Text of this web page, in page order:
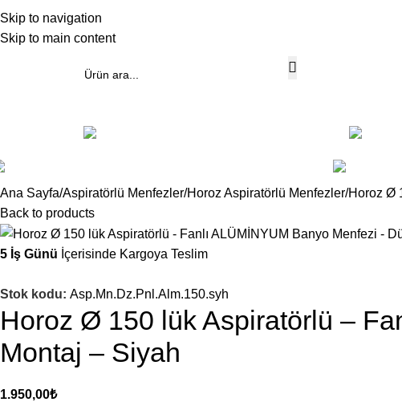
Skip to navigation
Skip to main content
Ana Sayfa Aspiratörlü Menfezler Horoz Aspiratörlü Menfezler Horoz Ø
Back to products
5 İş Günü İçerisinde Kargoya Teslim
Stok kodu: Asp.Mn.Dz.Pnl.Alm.150.syh
Horoz Ø 150 lük Aspiratörlü –
Montaj – Siyah
1.950,00₺